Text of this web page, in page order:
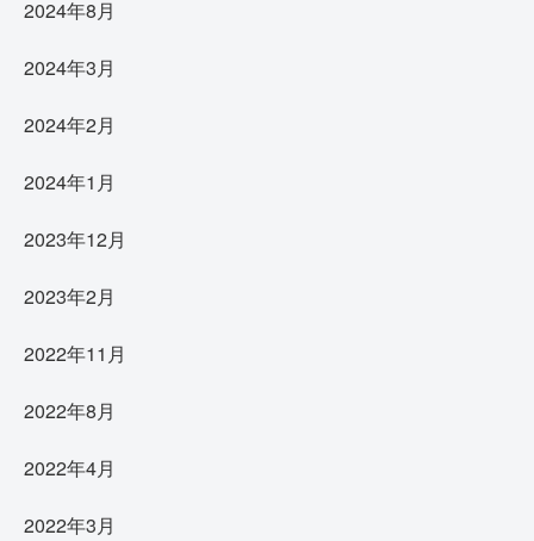
2024年8月
2024年3月
2024年2月
2024年1月
2023年12月
2023年2月
2022年11月
2022年8月
2022年4月
2022年3月